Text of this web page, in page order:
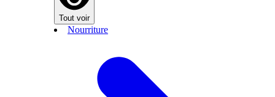
Tout voir
Nourriture